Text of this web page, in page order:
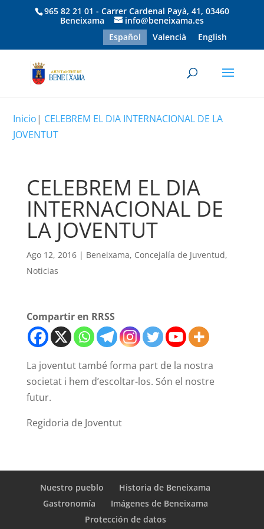
965 82 21 01 - Carrer Cardenal Payà, 41, 03460
Beneixama
info@beneixama.es
Español
Valencià English
Inicio| CELEBREM EL DIA INTERNACIONAL DE LA
JOVENTUT
CELEBREM EL DIA
INTERNACIONAL DE
LA JOVENTUT
Ago 12, 2016| Beneixama, Concejalía de Juventud,
Noticias
Compartir en RRSS
La joventut també forma part de la nostra
societat i hem d’escoltar-los. Són el nostre
futur.
Regidoria de Joventut
Nuestro pueblo
Historia de Beneixama
Gastronomía
Imágenes de Beneixama
Protección de datos